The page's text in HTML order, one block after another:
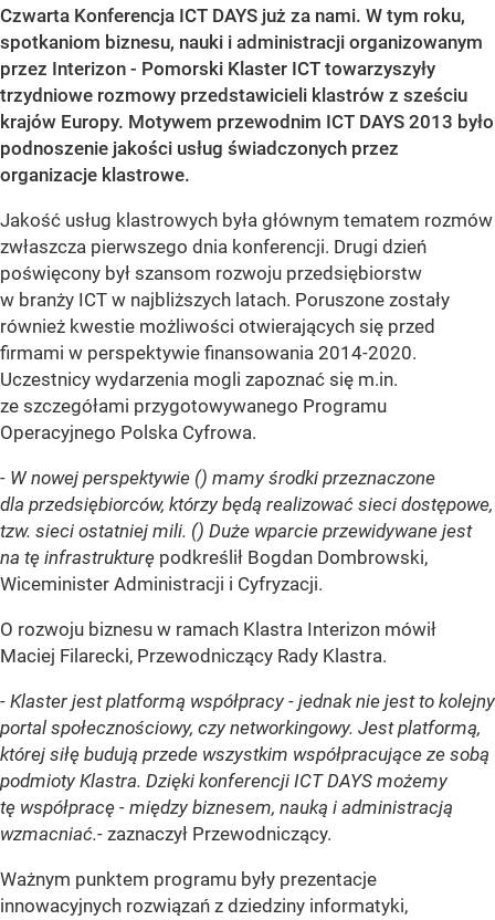
Czwarta Konferencja ICT DAYS już za nami. W tym roku,
spotkaniom biznesu, nauki i administracji organizowanym
przez Interizon - Pomorski Klaster ICT towarzyszyły
trzydniowe rozmowy przedstawicieli klastrów z sześciu
krajów Europy. Motywem przewodnim ICT DAYS 2013 było
podnoszenie jakości usług świadczonych przez
organizacje klastrowe.
Jakość usług klastrowych była głównym tematem rozmów
zwłaszcza pierwszego dnia konferencji. Drugi dzień
poświęcony był szansom rozwoju przedsiębiorstw
w branży ICT w najbliższych latach. Poruszone zostały
również kwestie możliwości otwierających się przed
firmami w perspektywie finansowania 2014-2020.
Uczestnicy wydarzenia mogli zapoznać się m.in.
ze szczegółami przygotowywanego Programu
Operacyjnego Polska Cyfrowa.
- W nowej perspektywie () mamy środki przeznaczone
dla przedsiębiorców, którzy będą realizować sieci dostępowe,
tzw. sieci ostatniej mili. () Duże wparcie przewidywane jest
na tę infrastrukturę podkreślił Bogdan Dombrowski,
Wiceminister Administracji i Cyfryzacji.
O rozwoju biznesu w ramach Klastra Interizon mówił
Maciej Filarecki, Przewodniczący Rady Klastra.
- Klaster jest platformą współpracy - jednak nie jest to kolejny
portal społecznościowy, czy networkingowy. Jest platformą,
której siłę budują przede wszystkim współpracujące ze sobą
podmioty Klastra. Dzięki konferencji ICT DAYS możemy
tę współpracę - między biznesem, nauką i administracją
wzmacniać.- zaznaczył Przewodniczący.
Ważnym punktem programu były prezentacje
innowacyjnych rozwiązań z dziedziny informatyki,